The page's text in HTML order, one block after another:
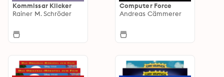
Kommissar Klicker
Rainer M. Schröder
Computer Force
Andreas Cämmerer